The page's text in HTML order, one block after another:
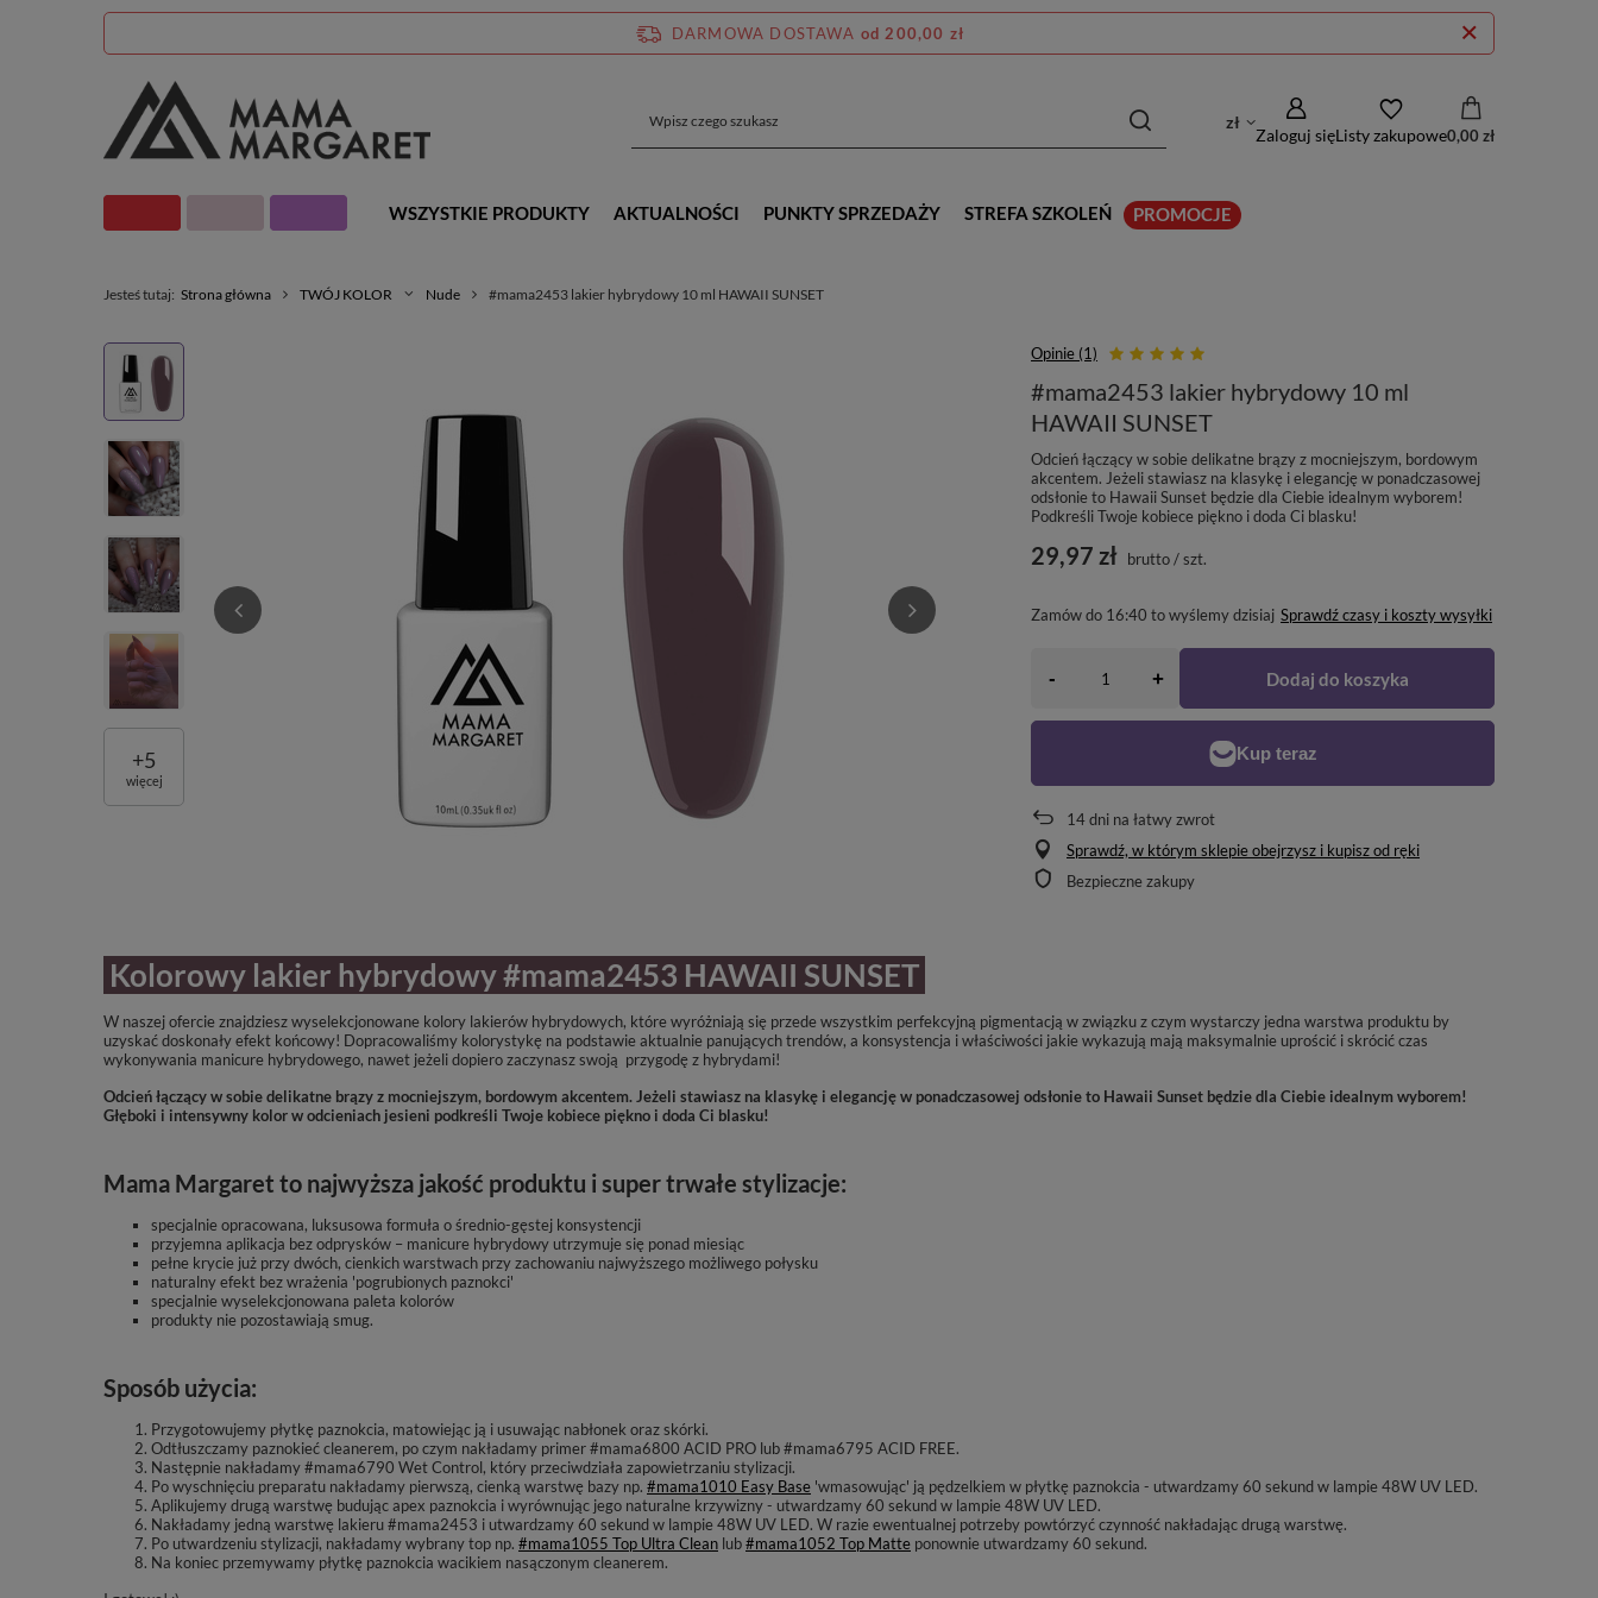
DARMOWA DOSTAWA od 200,00 zł
zł
Zaloguj sięListy zakupowe0,00 zł
WSZYSTKIE PRODUKTY AKTUALNOŚCI PUNKTY SPRZEDAŻY STREFA SZKOLEŃ PROMOCJE
Jesteś tutaj: Strona główna TWÓJ KOLOR Nude #mama2453 lakier hybrydowy 10 ml HAWAII SUNSET
+5
więcej
Opinie (1)
#mama2453 lakier hybrydowy 10 ml
HAWAII SUNSET
Odcień łączący w sobie delikatne brązy z mocniejszym, bordowym
akcentem. Jeżeli stawiasz na klasykę i elegancję w ponadczasowej
odsłonie to Hawaii Sunset będzie dla Ciebie idealnym wyborem!
Podkreśli Twoje kobiece piękno i doda Ci blasku!
Zamów do 16:40 to wyślemy dzisiaj Sprawdź czasy i koszty wysyłki
29,97 zł brutto/szt.
- + Dodaj do koszyka
14dni na łatwy zwrot
Sprawdź, w którym sklepie obejrzysz i kupisz od ręki
Bezpieczne zakupy
Kolorowy lakier hybrydowy #mama2453 HAWAII SUNSET
W naszej ofercie znajdziesz wyselekcjonowane kolory lakierów hybrydowych, które wyróżniają się przede wszystkim perfekcyjną pigmentacją w związku z czym wystarczy jedna warstwa produktu by
uzyskać doskonały efekt końcowy! Dopracowaliśmy kolorystykę na podstawie aktualnie panujących trendów, a konsystencja i właściwości jakie wykazują mają maksymalnie uprościć i skrócić czas
wykonywania manicure hybrydowego, nawet jeżeli dopiero zaczynasz swoją przygodę z hybrydami!
Odcień łączący w sobie delikatne brązy z mocniejszym, bordowym akcentem. Jeżeli stawiasz na klasykę i elegancję w ponadczasowej odsłonie to Hawaii Sunset będzie dla Ciebie idealnym wyborem!
Głęboki i intensywny kolor w odcieniach jesieni podkreśli Twoje kobiece piękno i doda Ci blasku!
Mama Margaret to najwyższa jakość produktu i super trwałe stylizacje:
specjalnie opracowana, luksusowa formuła o średnio-gęstej konsystencji
przyjemna aplikacja bez odprysków – manicure hybrydowy utrzymuje się ponad miesiąc
pełne krycie już przy dwóch, cienkich warstwach przy zachowaniu najwyższego możliwego połysku
naturalny efekt bez wrażenia 'pogrubionych paznokci'
specjalnie wyselekcjonowana paleta kolorów
produkty nie pozostawiają smug.
Sposób użycia:
Przygotowujemy płytkę paznokcia, matowiejąc ją i usuwając nabłonek oraz skórki.
Odtłuszczamy paznokieć cleanerem, po czym nakładamy primer #mama6800 ACID PRO lub #mama6795 ACID FREE.
Następnie nakładamy #mama6790 Wet Control, który przeciwdziała zapowietrzaniu stylizacji.
Po wyschnięciu preparatu nakładamy pierwszą, cienką warstwę bazy np. #mama1010 Easy Base 'wmasowując' ją pędzelkiem w płytkę paznokcia - utwardzamy 60 sekund w lampie 48W UV LED.
Aplikujemy drugą warstwę budując apex paznokcia i wyrównując jego naturalne krzywizny- utwardzamy 60 sekund w lampie 48W UV LED.
Nakładamy jedną warstwę lakieru #mama2453 i utwardzamy 60 sekund w lampie 48W UV LED. W razie ewentualnej potrzeby powtórzyć czynność nakładając drugą warstwę.
Po utwardzeniu stylizacji, nakładamy wybrany top np. #mama1055 Top Ultra Clean lub#mama1052 Top Matte ponownie utwardzamy 60 sekund.
Na koniec przemywamy płytkę paznokcia wacikiem nasączonym cleanerem.